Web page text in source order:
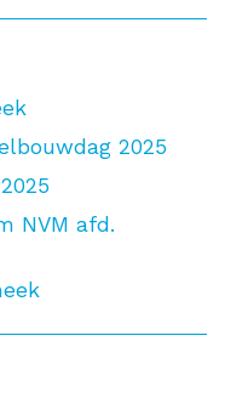
2025
NVM afd.